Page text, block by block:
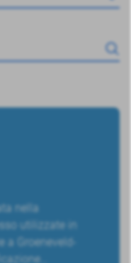
nella
utilizzate in
Groeneveld-